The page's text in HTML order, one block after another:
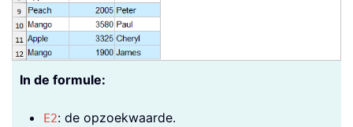
In de formule:
E2: de opzoekwaarde.